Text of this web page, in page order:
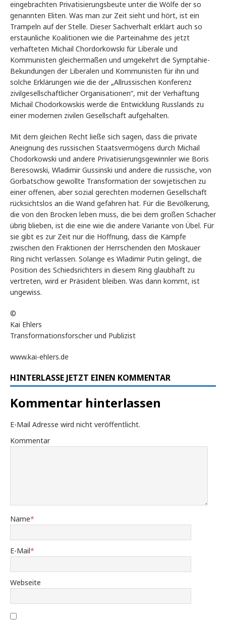
eingebrachten Privatisierungsbeute unter die Wölfe der so
genannten Eliten. Was man zur Zeit sieht und hört, ist ein
Trampeln auf der Stelle. Dieser Sachverhalt erklärt auch so
erstaunliche Koalitionen wie die Parteinahme des jetzt
verhafteten Michail Chordorkowski für Liberale und
Kommunisten gleichermaßen und umgekehrt die Symptahie-
Bekundungen der Liberalen und Kommunisten für ihn und
solche Erklärungen wie die der „Allrussischen Konferenz
zivilgesellschaftlicher Organisationen“, mit der Verhaftung
Michail Chodorkowskis werde die Entwicklung Russlands zu
einer modernen zivilen Gesellschaft aufgehalten.
Mit dem gleichen Recht ließe sich sagen, dass die private
Aneignung des russischen Staatsvermögens durch Michail
Chodorkowski und andere Privatisierungsgewinnler wie Boris
Beresowski, Wladimir Gussinski und andere die russische, von
Gorbatschow gewollte Transformation der sowjetischen zu
einer offenen, aber sozial gerechten modernen Gesellschaft
rücksichtslos an die Wand gefahren hat. Für die Bevölkerung,
die von den Brocken leben muss, die bei dem großen Schacher
übrig blieben, ist die eine wie die andere Variante von Übel. Für
sie gibt es zur Zeit nur die Hoffnung, dass die Kämpfe
zwischen den Fraktionen der Herrschenden den Moskauer
Ring nicht verlassen. Solange es Wladimir Putin gelingt, die
Position des Schiedsrichters in diesem Ring glaubhaft zu
vertreten, wird er Präsident bleiben. Was dann kommt, ist
ungewiss.
©
Kai Ehlers
Transformationsforscher und Publizist
www.kai-ehlers.de
HINTERLASSE JETZT EINEN KOMMENTAR
Kommentar hinterlassen
E-Mail Adresse wird nicht veröffentlicht.
Kommentar
Name*
E-Mail*
Webseite